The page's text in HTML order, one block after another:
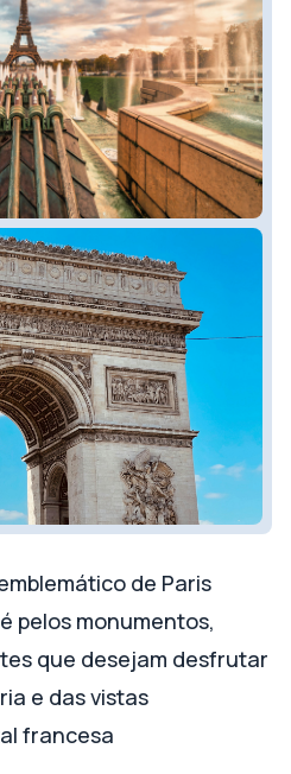
de Paris
pelos monumentos,
que desejam desfrutar
e das vistas
francesa